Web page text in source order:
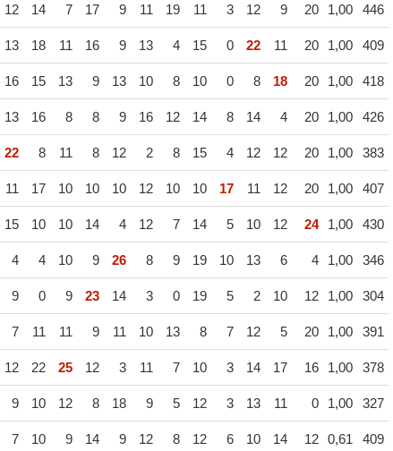
12 14 7 17 9 11 19 11 3 12 9 20 1,00 446
13 18 11 16 9 13 4 15 0 22 11 20 1,00 409
16 15 13 9 13 10 8 10 0 8 18 20 1,00 418
13 16 8 8 9 16 12 14 8 14 4 20 1,00 426
22 8 11 8 12 2 8 15 4 12 12 20 1,00 383
11 17 10 10 10 12 10 10 17 11 12 20 1,00 407
15 10 10 14 4 12 7 14 5 10 12 24 1,00 430
4 4 10 9 26 8 9 19 10 13 6 4 1,00 346
9 0 9 23 14 3 0 19 5 2 10 12 1,00 304
7 11 11 9 11 10 13 8 7 12 5 20 1,00 391
12 22 25 12 3 11 7 10 3 14 17 16 1,00 378
9 10 12 8 18 9 5 12 3 13 11 0 1,00 327
7 10 9 14 9 12 8 12 6 10 14 12 0,61 409